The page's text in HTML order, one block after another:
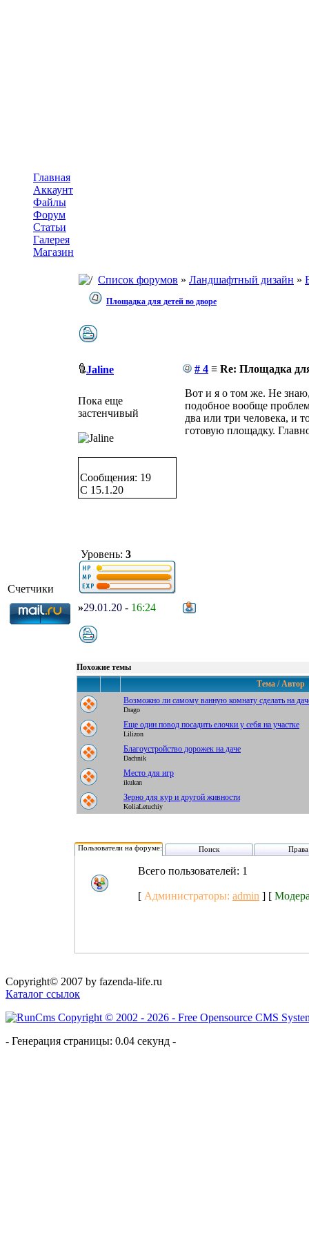
Главная
Аккаунт
Файлы
Форум
Статьи
Галерея
Магазин
Счетчики
Список форумов » Ландшафтный дизайн »
Площадка для детей во дворе
Jaline # 4 ≡ Re: Площадка
Пока еще
застенчивый
Сообщения: 19
C 15.1.20
Уровень: 3
Вот и я о том же. Не знаю,
подобное вообще
два или три человека, и
готовую площадку.
»29.01.20 - 16:24
Похожие темы
Тема / Автор
Возможно ли самому ванную комнату сделать на
Drago
Еще один повод посадить елочки у себя на участке
Lilizon
Благоустройство дорожек на даче
Dachnik
Место для игр
ikukan
Зерно для кур и другой живности
KoliaLetuchiy
Пользователи на форуме: Поиск Права
Всего пользователей: 1
[ Администраторы: admin ] [
Copyright© 2007 by fazenda-life.ru
Каталог ссылок
- Генерация страницы: 0.04 секунд -